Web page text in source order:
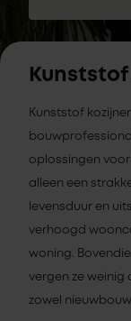
Kunststof
oplossingen voor
alleen een
levensduur en
verhoogd
woning.
vergen ze weinig
zowel